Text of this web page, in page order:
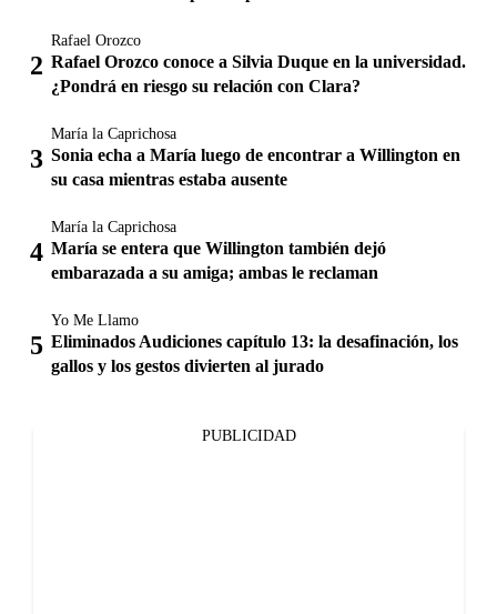
Rafael Orozco
Rafael Orozco conoce a Silvia Duque en la universidad.
¿Pondrá en riesgo su relación con Clara?
María la Caprichosa
Sonia echa a María luego de encontrar a Willington en
su casa mientras estaba ausente
María la Caprichosa
María se entera que Willington también dejó
embarazada a su amiga; ambas le reclaman
Yo Me Llamo
Eliminados Audiciones capítulo 13: la desafinación, los
gallos y los gestos divierten al jurado
PUBLICIDAD